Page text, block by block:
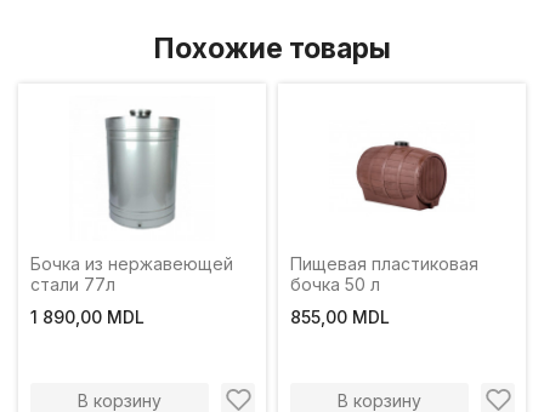
Похожие товары
Бочка из нержавеющей
стали 77л
1 890,00 MDL
В корзину
Пищевая пластиковая
бочка 50 л
855,00 MDL
В корзину